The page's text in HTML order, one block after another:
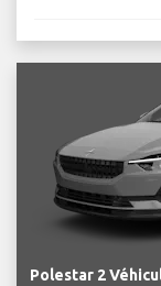
Polestar 2